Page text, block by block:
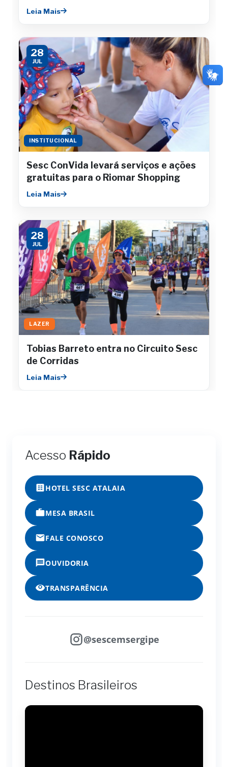
Leia Mais
28
JUL
INSTITUCIONAL
Sesc ConVida levará serviços e ações
gratuitas para o Riomar Shopping
Leia Mais
28
JUL
LAZER
Tobias Barreto entra no Circuito Sesc
de Corridas
Leia Mais
Acesso Rápido
HOTEL SESC ATALAIA
MESA BRASIL
FALE CONOSCO
OUVIDORIA
TRANSPARÊNCIA
@sescemsergipe
Destinos Brasileiros